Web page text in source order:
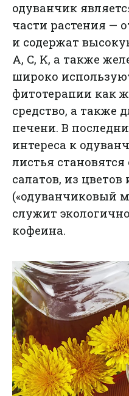
одуванчик
части растения —
и содержат
A, C, K, а также
широко
фитотерапии как
средство, а также
печени. В
интереса к
листья
салатов, из
(«одуванчиковый
служит
кофеина.